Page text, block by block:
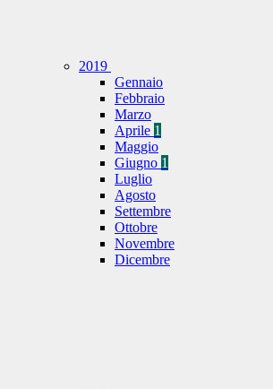
2019
Gennaio
Febbraio
Marzo
Aprile 1
Maggio
Giugno 1
Luglio
Agosto
Settembre
Ottobre
Novembre
Dicembre